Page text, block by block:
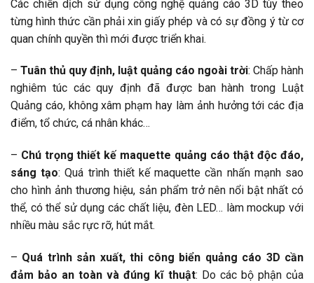
Các chiến dịch sử dụng công nghệ quảng cáo 3D tùy theo
từng hình thức cần phải xin giấy phép và có sự đồng ý từ cơ
quan chính quyền thì mới được triển khai.
– Tuân thủ quy định, luật quảng cáo ngoài trời: Chấp hành
nghiêm túc các quy định đã được ban hành trong Luật
Quảng cáo, không xâm phạm hay làm ảnh hưởng tới các địa
điểm, tổ chức, cá nhân khác…
– Chú trọng thiết kế maquette quảng cáo thật độc đáo,
sáng tạo: Quá trình thiết kế maquette cần nhấn mạnh sao
cho hình ảnh thương hiệu, sản phẩm trở nên nổi bật nhất có
thể, có thể sử dụng các chất liệu, đèn LED… làm mockup với
nhiều màu sắc rực rỡ, hút mắt.
– Quá trình sản xuất, thi công biển quảng cáo 3D cần
đảm bảo an toàn và đúng kĩ thuật: Do các bộ phận của